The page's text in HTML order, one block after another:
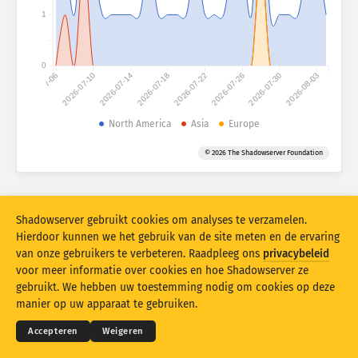
Aanvalsstatistieken: Apparaten
Gegevensset
Tag
Stacking Gestapeld Overlappend
Bijwerken Opnieuw instellen
Downloaden als PNG-bestand
2026-07-06 2026-07-10 2026-07-14 2026-07-18 2026-07-222026-07-26 2026-07-30 2026-08-03
0
1
North America Asia Europe
© 2026 The Shadowserver Foundation
© 2026THE SHADOWSERVER FOUNDATION
Privacy en voorwaarden
Contact opnemen
Credits
Shadowserver gebruikt cookies om analyses te verzamelen.
Hierdoor kunnen we het gebruik van de site meten en de ervaring
van onze gebruikers te verbeteren. Raadpleeg ons privacybeleid
voor meer informatie over cookies en hoe Shadowserver ze
gebruikt. We hebben uw toestemming nodig om cookies op deze
manier op uw apparaat te gebruiken.
Accepteren Weigeren